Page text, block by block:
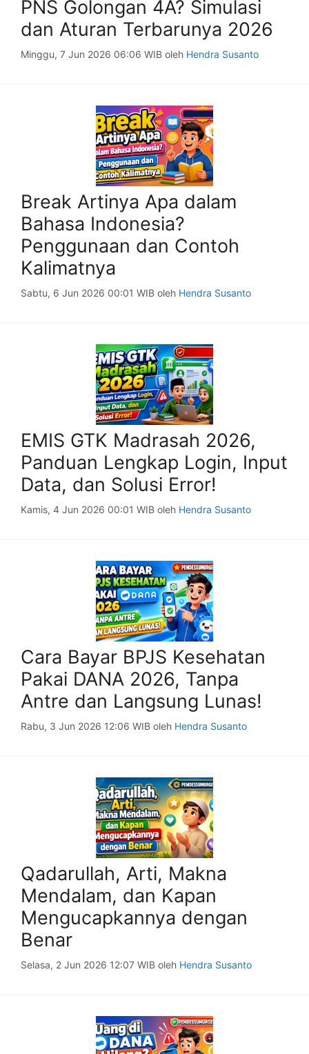
PNS Golongan 4A? Simulasi
dan Aturan Terbarunya 2026
Minggu, 7 Jun 2026 06:06 WIB oleh Hendra Susanto
Break Artinya Apa dalam
Bahasa Indonesia?
Penggunaan dan Contoh
Kalimatnya
Sabtu, 6 Jun 2026 00:01 WIB oleh Hendra Susanto
EMIS GTK Madrasah 2026,
Panduan Lengkap Login, Input
Data, dan Solusi Error!
Kamis, 4 Jun 2026 00:01 WIB oleh Hendra Susanto
Cara Bayar BPJS Kesehatan
Pakai DANA 2026, Tanpa
Antre dan Langsung Lunas!
Rabu, 3 Jun 2026 12:06 WIB oleh Hendra Susanto
Qadarullah, Arti, Makna
Mendalam, dan Kapan
Mengucapkannya dengan
Benar
Selasa, 2 Jun 2026 12:07 WIB oleh Hendra Susanto